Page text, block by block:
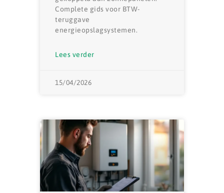
Complete gids voor BTW-
teruggave
energieopslagsystemen.
Lees verder
15/04/2026